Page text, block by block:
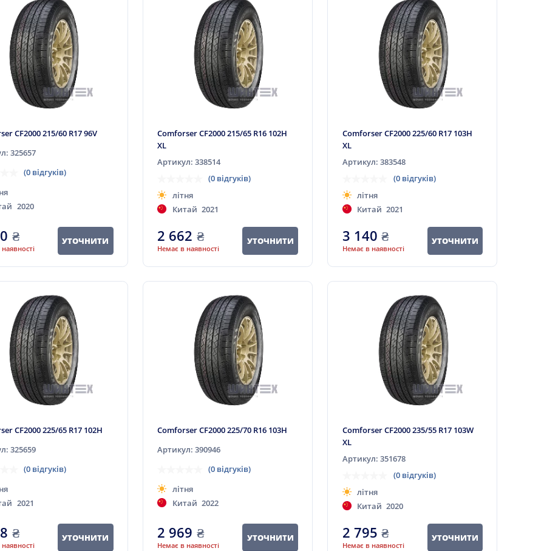
CF2000 215/60 R17 96V
325657
(0 відгуків)
2020
₴ УТОЧНИТИ
Comforser CF2000 215/65 R16 102H
XL
Артикул: 338514
(0 відгуків)
літня
Китай 2021
2 662 ₴
Немає в наявності
УТОЧНИТИ
Comforser CF2000 225/60 R17 103H
XL
Артикул: 383548
(0 відгуків)
літня
Китай 2021
3 140 ₴
Немає в наявності
УТОЧНИТИ
CF2000 225/65 R17 102H
325659
(0 відгуків)
2021
₴ УТОЧНИТИ
Comforser CF2000 225/70 R16 103H
Артикул: 390946
(0 відгуків)
літня
Китай 2022
2 969 ₴
Немає в наявності
УТОЧНИТИ
Comforser CF2000 235/55 R17 103W
XL
Артикул: 351678
(0 відгуків)
літня
Китай 2020
2 795 ₴
Немає в наявності
УТОЧНИТИ